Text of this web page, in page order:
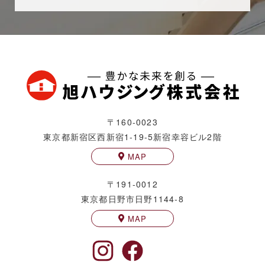
〒160-0023
東京都新宿区西新宿1-19-5新宿幸容ビル2階
MAP
〒191-0012
東京都日野市日野1144-8
MAP